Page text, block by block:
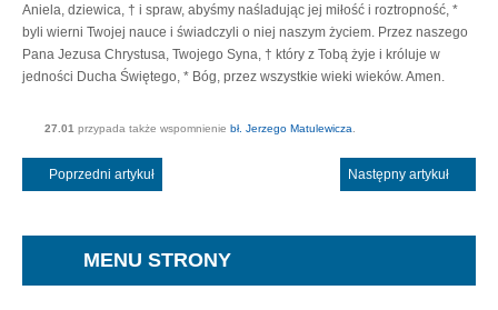
Aniela, dziewica, † i spraw, abyśmy naśladując jej miłość i roztropność, *
byli wierni Twojej nauce i świadczyli o niej naszym życiem. Przez naszego
Pana Jezusa Chrystusa, Twojego Syna, † który z Tobą żyje i króluje w
jedności Ducha Świętego, * Bóg, przez wszystkie wieki wieków. Amen.
27.01 przypada także wspomnienie bł. Jerzego Matulewicza
Poprzedni artykuł Następny artykuł
MENU STRONY